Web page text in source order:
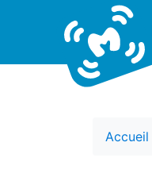
Accueil